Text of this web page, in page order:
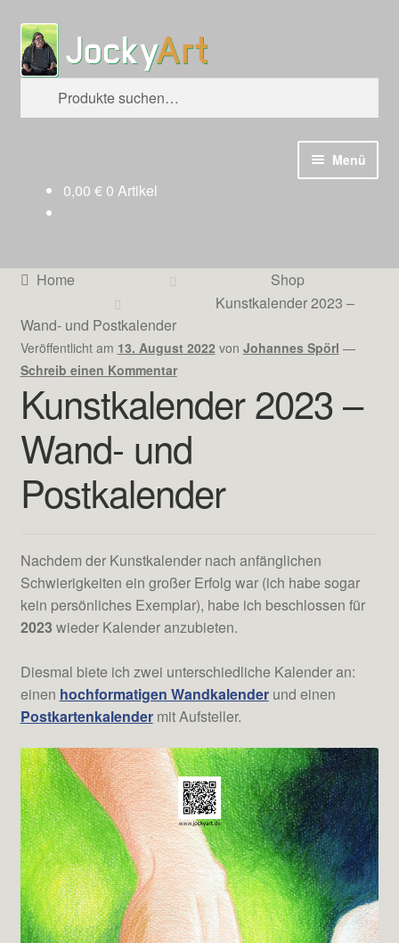
Zur
Navigation
springen
Zum
Inhalt
springen
Suche
Suche
Menü
Startseite
Videos
Newsletter
Testimonials
Shop
0,00 € 0 Artikel
Home
Shop
Kunstkalender 2023 –
Wand- und Postkalender
Veröffentlicht am 13. August 2022 von Johannes Spörl —
Schreib einen Kommentar
Kunstkalender 2023 –
Wand- und
Postkalender
Nachdem der Kunstkalender nach anfänglichen
Schwierigkeiten ein großer Erfolg war (ich habe sogar
kein persönliches Exemplar), habe ich beschlossen für
2023wieder Kalender anzubieten.
Diesmal biete ich zwei unterschiedliche Kalender an:
einen hochformatigen Wandkalenderund einen
Postkartenkalendermit Aufsteller.